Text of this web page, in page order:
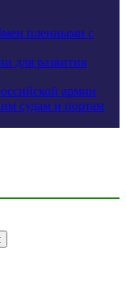
пленными с
для развития
армии
судам и портам